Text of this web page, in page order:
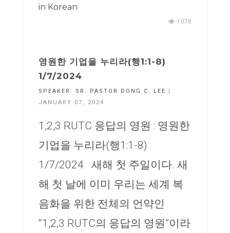
in Korean
1078
영원한 기업을 누리라(행1:1-8)
1/7/2024
SPEAKER: SR. PASTOR DONG C. LEE
|
JANUARY 07, 2024
1,2,3 RUTC 응답의 영원 : 영원한
기업을 누리라(행1:1-8)
1/7/2024 새해 첫 주일이다. 새
해 첫 날에 이미 우리는 세계 복
음화을 위한 전체의 언약인
“1,2,3 RUTC의 응답의 영원”이라